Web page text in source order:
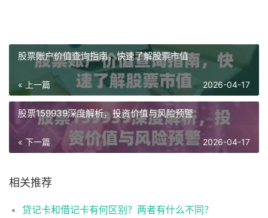
股票账户价值查询指南，快速了解股票市值
« 上一篇 2026-04-17
股票159939深度解析，投资价值与风险预警
« 下一篇 2026-04-17
相关推荐
贷记卡和借记卡有何区别？两者有什么不同？